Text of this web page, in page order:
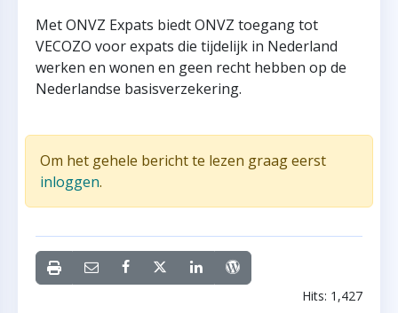
Met ONVZ Expats biedt ONVZ toegang tot
VECOZO voor expats die tijdelijk in Nederland
werken en wonen en geen recht hebben op de
Nederlandse basisverzekering.
Om het gehele bericht te lezen graag eerst
inloggen.
Hits: 1,427